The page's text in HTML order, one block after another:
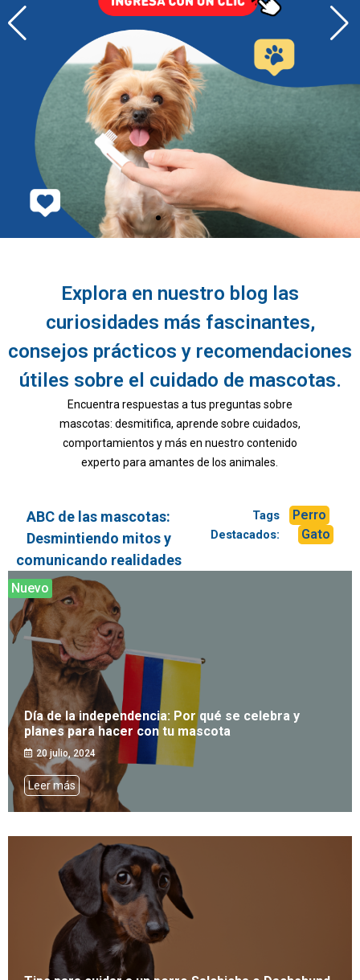
Explora en nuestro blog las
curiosidades más fascinantes,
consejos prácticos y recomendaciones
útiles sobre el cuidado de mascotas.
Encuentra respuestas a tus preguntas sobre
mascotas: desmitifica, aprende sobre cuidados,
comportamientos y más en nuestro contenido
experto para amantes de los animales.
ABC de las mascotas:
Desmintiendo mitos y
comunicando realidades
Tags
Destacados:
Perro
Gato
Día de la independencia: Por qué se celebra y
planes para hacer con tu mascota
20 julio, 2024
Leer más
Nuevo